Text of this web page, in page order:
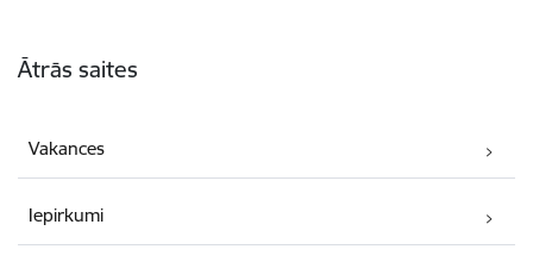
Ātrās saites
Vakances
Iepirkumi